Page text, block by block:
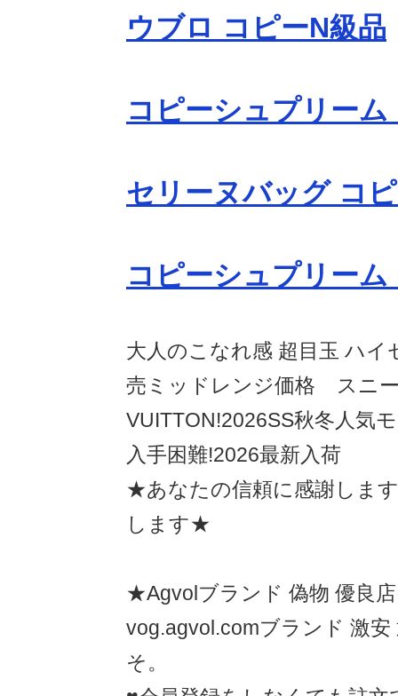
ウブロ コピーN級品
コピーシュプリーム
セリーヌバッグ コ
コピーシュプリーム
大人のこなれ感 超目玉 ハイ
売ミッドレンジ価格 スニ
VUITTON!2026SS秋冬人気
入手困難!2026最新入荷
★あなたの信頼に感謝しま
します★
★Agvolブランド 偽物 優良
vog.agvol.comブランド 激
そ。